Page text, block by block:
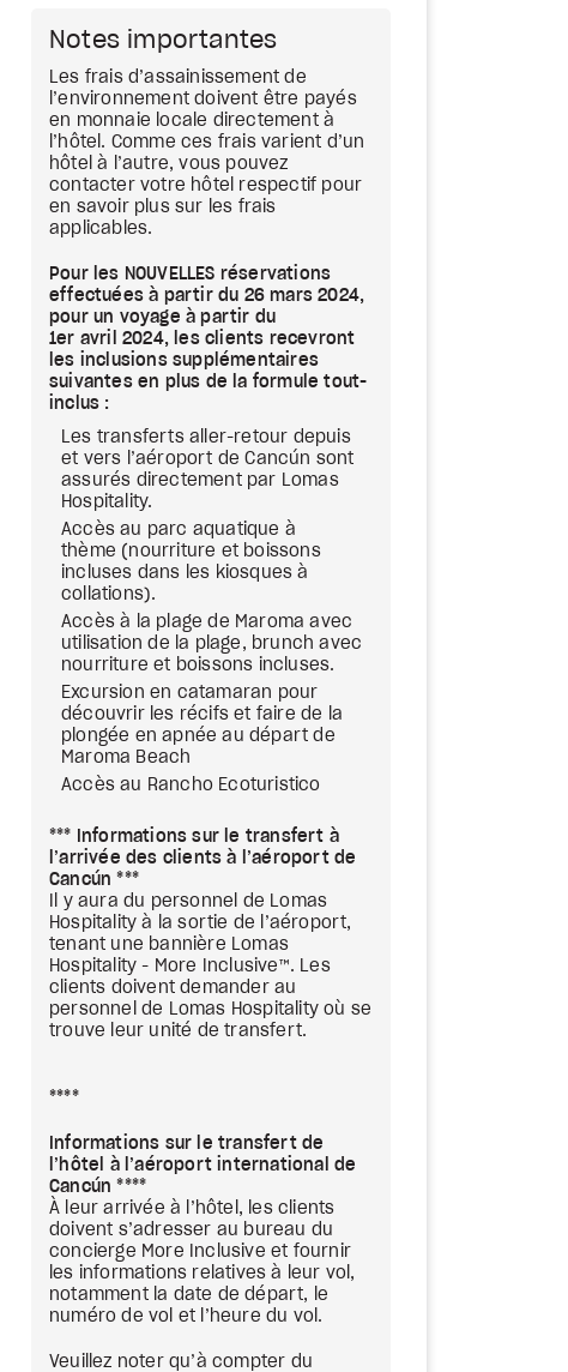
Notes importantes
Les frais d’assainissement de
l’environnement doivent être payés
en monnaie locale directement à
l’hôtel. Comme ces frais varient d’un
hôtel à l’autre, vous pouvez
contacter votre hôtel respectif pour
en savoir plus sur les frais
applicables.
Pour les NOUVELLES réservations
effectuées à partir du 26 mars 2024,
pour un voyage à partir du
1er avril 2024, les clients recevront
les inclusions supplémentaires
suivantes en plus de la formule tout-
inclus :
Les transferts aller-retour depuis
et vers l’aéroport de Cancún sont
assurés directement par Lomas
Hospitality.
Accès au parc aquatique à
thème (nourriture et boissons
incluses dans les kiosques à
collations).
Accès à la plage de Maroma avec
utilisation de la plage, brunch avec
nourriture et boissons incluses.
Excursion en catamaran pour
découvrir les récifs et faire de la
plongée en apnée au départ de
Maroma Beach
Accès au Rancho Ecoturistico
*** Informations sur le transfert à
l’arrivée des clients à l’aéroport de
Cancún ***
Il y aura du personnel de Lomas
Hospitality à la sortie de l’aéroport,
tenant une bannière Lomas
Hospitality - More Inclusive™. Les
clients doivent demander au
personnel de Lomas Hospitality où se
trouve leur unité de transfert.
****
Informations sur le transfert de
l’hôtel à l’aéroport international de
Cancún ****
À leur arrivée à l’hôtel, les clients
doivent s’adresser au bureau du
concierge More Inclusive et fournir
les informations relatives à leur vol,
notamment la date de départ, le
numéro de vol et l’heure du vol.
Veuillez noter qu’à compter du